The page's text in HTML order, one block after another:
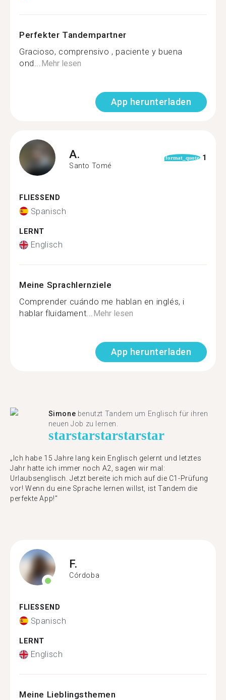
Perfekter Tandempartner
Gracioso, comprensivo , paciente y buena
ond...Mehr lesen
App herunterladen
A.
Santo Tomé
format_quote 1
FLIESSEND
Spanisch
LERNT
Englisch
Meine Sprachlernziele
Comprender cuándo me hablan en inglés, i
hablar fluidament...Mehr lesen
App herunterladen
Simone benutzt Tandem um Englisch für ihren
neuen Job zu lernen.
starstarstarstarstar
„Ich habe 15 Jahre lang kein Englisch gelernt und letztes
Jahr hatte ich immer noch A2, sagen wir mal:
Urlaubsenglisch. Jetzt bereite ich mich auf die C1-Prüfung
vor! Wenn du eine Sprache lernen willst, ist Tandem die
perfekte App!"
F.
Córdoba
FLIESSEND
Spanisch
LERNT
Englisch
Meine Lieblingsthemen